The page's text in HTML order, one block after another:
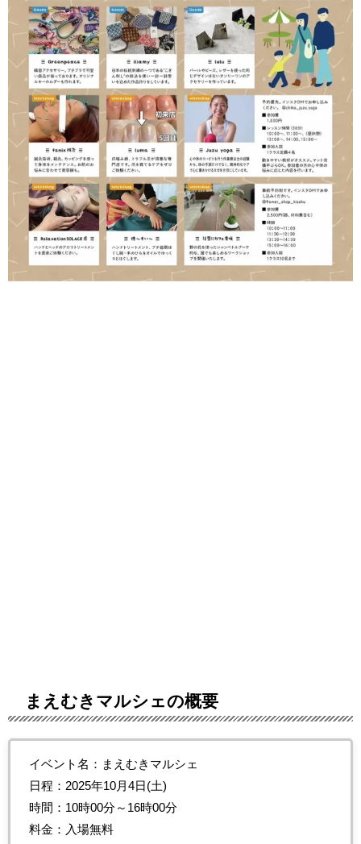
まえむきマルシェの概要
イベント名：まえむきマルシェ
日程：2025年10月4日(土)
時間：10時00分～16時00分
料金：入場無料